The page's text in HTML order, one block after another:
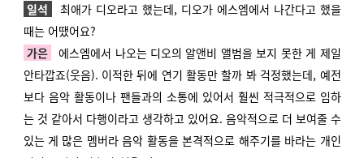
일석
최애가 디오라고 했는데, 디오가 에스엠에서 나간다고 했을
때는 어땠어요?
가은
에스엠에서 나오는 디오의 알앤비 앨범을 보지 못한 게 제일
안타깝죠(웃음). 이적한 뒤에 연기 활동만 할까 봐 걱정했는데, 예전
보다 음악 활동이나 팬들과의 소통에 있어서 훨씬 적극적으로 임하
는 것 같아서 다행이라고 생각하고 있어요. 음악적으로 더 보여줄 수
있는 게 많은 멤버라 음악 활동을 본격적으로 해주기를 바라는 개인